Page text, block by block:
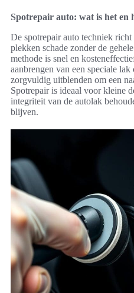
Spotrepair auto: wat is het en
De spotrepair auto techniek
plekken schade zonder de
methode is snel en
aanbrengen van een speciale
zorgvuldig uitblenden om een
Spotrepair is ideaal voor kleine
integriteit van de autolak
blijven.